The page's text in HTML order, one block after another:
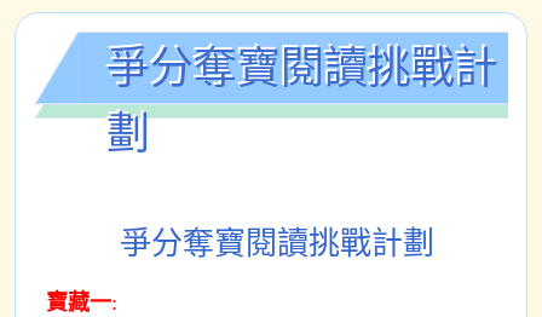
爭分奪寶閱讀挑戰計
劃
爭分奪寶閱讀挑戰計劃
寶藏一: